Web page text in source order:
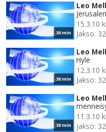
30 min
Leo
15.3.10
Jakso:
30 min
Leo
Hyle
12.3.10
Jakso:
30 min
Leo
11.3.10
Jakso: